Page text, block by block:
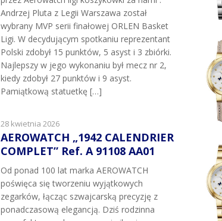
Andrzej Pluta z Legii Warszawa został
wybrany MVP serii finałowej ORLEN Basket
Ligi. W decydującym spotkaniu reprezentant
Polski zdobył 15 punktów, 5 asyst i 3 zbiórki.
Najlepszy w jego wykonaniu był mecz nr 2,
kiedy zdobył 27 punktów i 9 asyst.
Pamiątkową statuetkę […]
28 kwietnia 2026
AEROWATCH „1942 CALENDRIER
COMPLET” Ref. A 91108 AA01
Od ponad 100 lat marka AEROWATCH
poświęca się tworzeniu wyjątkowych
zegarków, łącząc szwajcarską precyzję z
ponadczasową elegancją. Dziś rodzinna